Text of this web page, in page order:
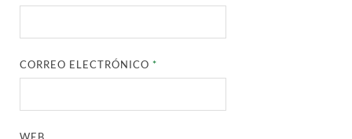
CORREO ELECTRÓNICO*
WEB